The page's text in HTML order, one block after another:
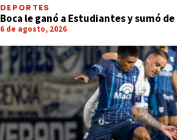
DEPORTES
Boca le ganó a Estudiantes y sumó
6 de agosto, 2026